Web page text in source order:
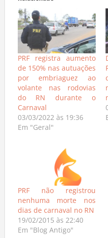
PRF registra aumento
de 150% nas autuações
por embriaguez ao
volante nas rodovias
do RN durante o
Carnaval
03/03/2022 às 19:36
Em "Geral"
PRF não registrou
nenhuma morte nos
dias de carnaval no RN
19/02/2015 às 22:40
Em "Blog Antigo"